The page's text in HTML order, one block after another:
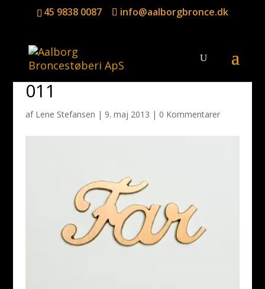
45 9838 0087 info@aalborgbronce.dk
011
af Lene Stefansen | 9. maj 2013 | 0 Kommentarer